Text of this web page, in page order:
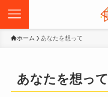
ホーム あなたを想って
あなたを想って